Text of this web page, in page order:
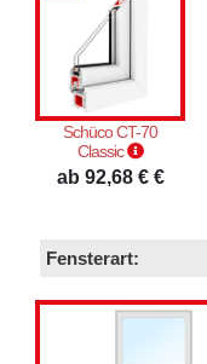
Schüco CT-70
Classic
ab 92,68 € €
Fensterart: